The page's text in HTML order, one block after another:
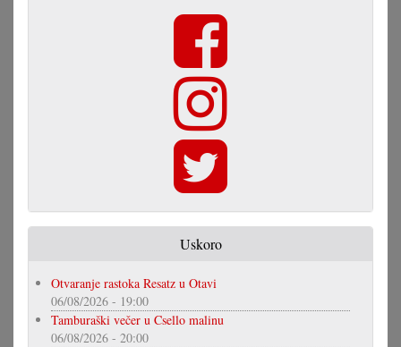
Uskoro
Otvaranje rastoka Resatz u Otavi
06/08/2026 - 19:00
Tamburaški večer u Csello malinu
06/08/2026 - 20:00